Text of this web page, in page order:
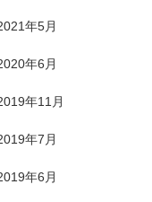
年5月
年6月
年11月
年7月
年6月